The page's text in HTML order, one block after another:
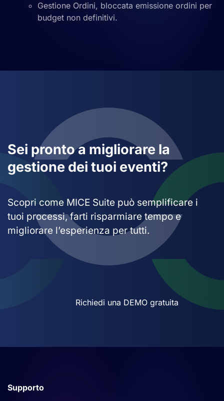
Gestione Ordini, bloccata emissione ordini per
budget non definitivi.
Sei pronto a migliorare la
gestione dei tuoi eventi?
Scopri come MICE Suite può semplificare i
tuoi processi, farti risparmiare tempo e
migliorare l’esperienza per tutti.
Richiedi una DEMO gratuita
Supporto